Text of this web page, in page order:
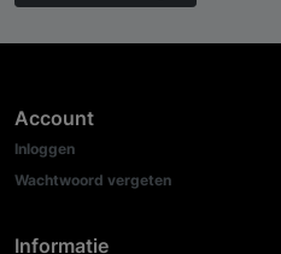
Account
Inloggen
Wachtwoord vergeten
Informatie